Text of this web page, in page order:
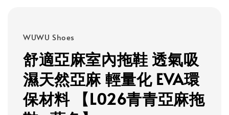
WUWU Shoes
舒適亞麻室內拖鞋 透氣吸
濕天然亞麻 輕量化 EVA環
保材料 【L026青青亞麻拖